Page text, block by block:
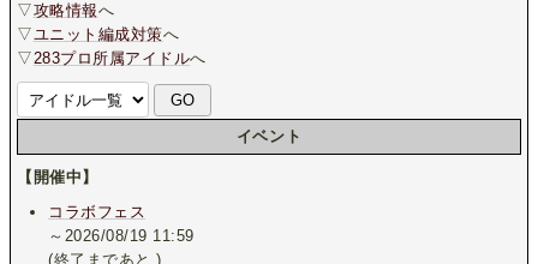
▽攻略情報へ
▽ユニット編成対策へ
▽283プロ所属アイドルへ
イベント
【開催中】
コラボフェス
～2026/08/19 11:59
(終了まであと)